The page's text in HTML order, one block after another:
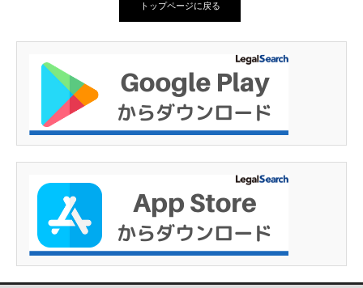
トップページに戻る